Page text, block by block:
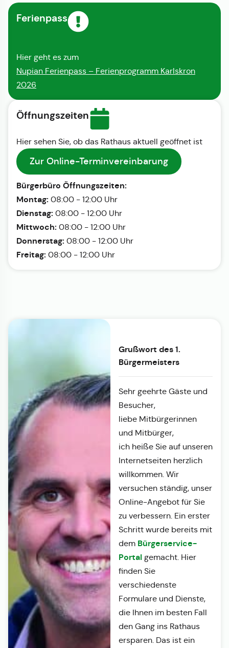
Ferienpass
Hier geht es zum
Nupian Ferienpass – Ferienprogramm Karlskron
2026
Öffnungszeiten
Hier sehen Sie, ob das Rathaus aktuell geöffnet ist
Zur Online-Terminvereinbarung
Bürgerbüro Öffnungszeiten:
Montag: 08:00 - 12:00 Uhr
Dienstag: 08:00 - 12:00 Uhr
Mittwoch: 08:00 - 12:00 Uhr
Donnerstag: 08:00 - 12:00 Uhr
Freitag: 08:00 - 12:00 Uhr
Grußwort des 1.
Bürgermeisters
Sehr geehrte Gäste und
Besucher,
liebe Mitbürgerinnen
und Mitbürger,
ich heiße Sie auf unseren
Internetseiten herzlich
willkommen. Wir
versuchen ständig, unser
Online-Angebot für Sie
zu verbessern. Ein erster
Schritt wurde bereits mit
dem Bürgerservice-
Portalgemacht. Hier
finden Sie
verschiedenste
Formulare und Dienste,
die Ihnen im besten Fall
den Gang ins Rathaus
ersparen. Das ist ein